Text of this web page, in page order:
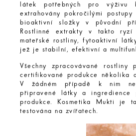
látek potřebných pro
extrahovány pokročilými
bioaktivní složky v původní
Rostlinné extrakty v takto ryzí
mateřské rostliny, fytoaktivní
jež je stabilní, efektivní a
Všechny zpracovávané
certifikované produkce několika
V žádném případě k nim
připravené látky a ingredience
produkce. Kosmetika Mukti je
testována na zvířatech.